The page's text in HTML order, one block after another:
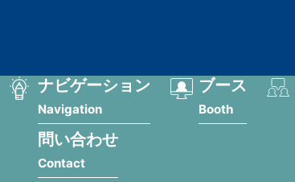
メ ナビゲーション
Navigation
ブース
Booth
問い合わせ
Contact